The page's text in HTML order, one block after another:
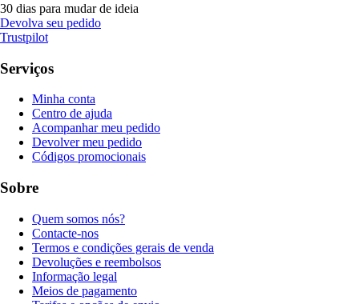
30 dias para mudar de ideia
Devolva seu pedido
Trustpilot
Serviços
Minha conta
Centro de ajuda
Acompanhar meu pedido
Devolver meu pedido
Códigos promocionais
Sobre
Quem somos nós?
Contacte-nos
Termos e condições gerais de venda
Devoluções e reembolsos
Informação legal
Meios de pagamento